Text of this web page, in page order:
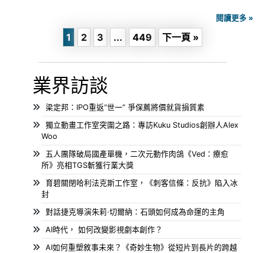
業界訪談
梁定邦：IPO重返“世一” 爭保薦將價就貨損質素
獨立動畫工作室突圍之路：專訪Kuku Studios創辦人Alex
Woo
五人團隊破局國產單機，二次元動作肉鴿《Ved：療愈
所》亮相TGS斬獲行業大獎
育碧關閉哈利法克斯工作室，《刺客信條：反抗》陷入冰
封
對話捷克導演朱莉·切爾納：石頭如何成為命運的主角
AI時代， 如何改變影視劇本創作？
AI如何重塑敘事未來？《奇妙生物》從短片到長片的跨越
閱讀更多 »
1 2 3 ... 449 下一頁 »